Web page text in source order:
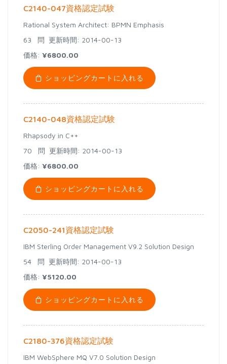
C2140-047資格認定試験
Rational System Architect: BPMN Emphasis
63 問 更新時間: 2014-00-13
価格: ¥6800.00
ショッピングカートに入れる
C2140-048資格認定試験
Rhapsody in C++
70 問 更新時間: 2014-00-13
価格: ¥6800.00
ショッピングカートに入れる
C2050-241資格認定試験
IBM Sterling Order Management V9.2 Solution Design
54 問 更新時間: 2014-00-13
価格: ¥5120.00
ショッピングカートに入れる
C2180-376資格認定試験
IBM WebSphere MQ V7.0 Solution Design